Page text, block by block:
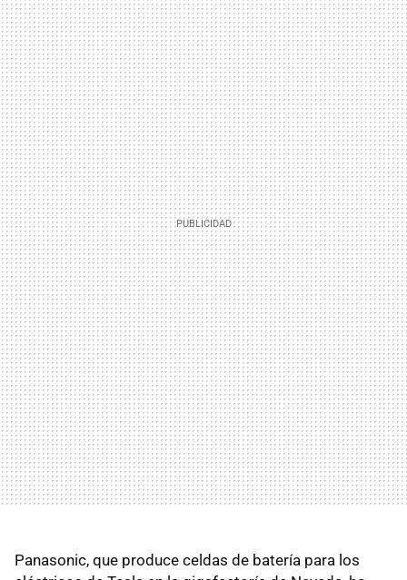
Panasonic, que produce celdas de batería para los